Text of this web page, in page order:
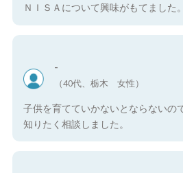
ＮＩＳＡについて興味がもてました。
-
（40代、栃木 女性）
子供を育てていかないとならないの
知りたく相談しました。